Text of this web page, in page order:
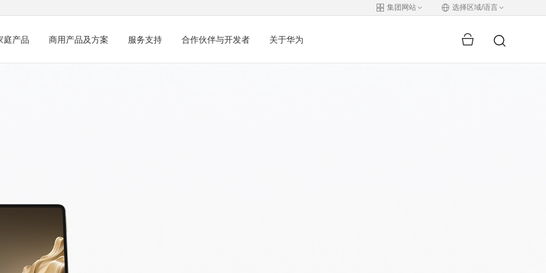
集团网站 选择区域/语言
庭产品 商用产品及方案 服务支持 合作伙伴与开发者 关于华为